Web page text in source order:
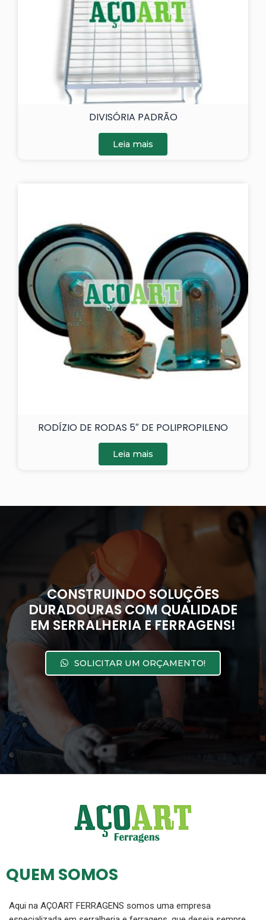
DIVISÓRIA PADRÃO
Leia mais
RODÍZIO DE RODAS 5″ DE POLIPROPILENO
Leia mais
CONSTRUINDO SOLUÇÕES
DURADOURAS COM QUALIDADE
EM SERRALHERIA E FERRAGENS!
SOLICITAR UM ORÇAMENTO!
QUEM SOMOS
Aqui na AÇOART FERRAGENS somos uma empresa